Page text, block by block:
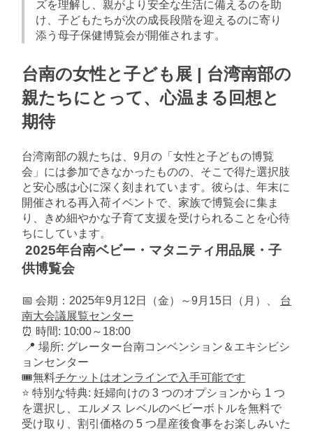
ズを理解し、親がより安全な生活に備えるのを助
け、子どもたちが次の成長段階を迎えるのに寄り
添う母子保健博覧会が開催されます。
台南の女性と子ども展 | 台湾南部の
親たちにとって、心温まる回想と
期待
台湾南部の親たちは、9月の「女性と子どもの博覧
会」には参加できなかったものの、そこで得た選択肢
と安心感は心に深く刻まれています。彼らは、年末に
開催される再入荷イベントで、家族で博覧会に集ま
り、きめ細やかな子育て支援を受けられることを心待
ちにしています。
2025年台南ベビー・マタニティ用品展・子
供博覧会
📅 会期：2025年9月12日（金）～9月15日（月）、
台
南大会議展覧センター
⏰ 時間: 10:00～18:00
📍 場所: グレーター台南コンベンション＆エキシビシ
ョンセンター
🎟️無料チケットはオンラインで入手可能です
⭐ 特別な特典: 妊婦向けの 3 つのオプションから 1 つ
を選択し、エルメス レベルのベビーボトルを無料で
受け取り、割引価格の 5 つ星産後食事をお楽しみいた